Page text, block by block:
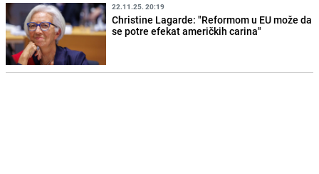
22.11.25. 20:19
Christine Lagarde: "Reformom u EU može da
se potre efekat američkih carina"